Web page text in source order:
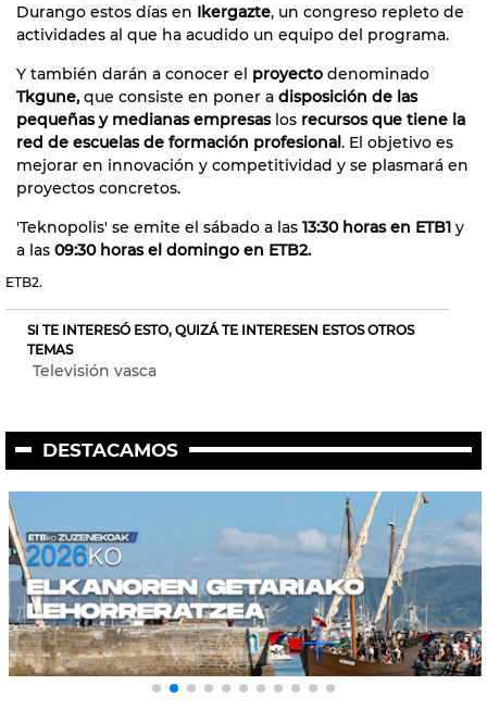
Durango estos días en Ikergazte, un congreso repleto de
actividades al que ha acudido un equipo del programa.
Y también darán a conocer el proyecto denominado
Tkgune, que consiste en poner a disposición de las
pequeñas y medianas empresaslos recursos que tiene la
red de escuelas de formación profesional. El objetivo es
mejorar en innovación y competitividad y se plasmará en
proyectos concretos.
'Teknopolis' se emite el sábado a las 13:30 horas en ETB1 y
a las 09:30 horas el domingo en ETB2.
ETB2.
SI TE INTERESÓ ESTO, QUIZÁ TE INTERESEN ESTOS OTROS
TEMAS
Televisión vasca
DESTACAMOS